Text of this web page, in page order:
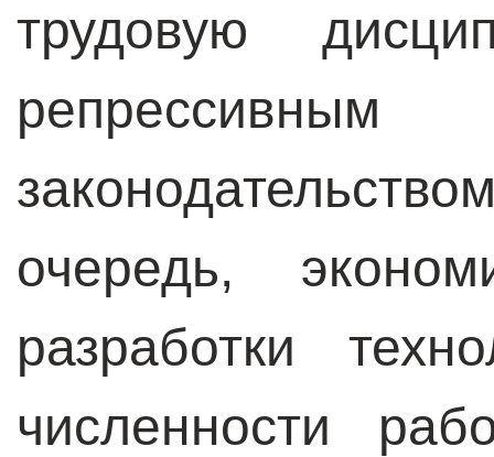
трудовую
очередь,
разработки
численности